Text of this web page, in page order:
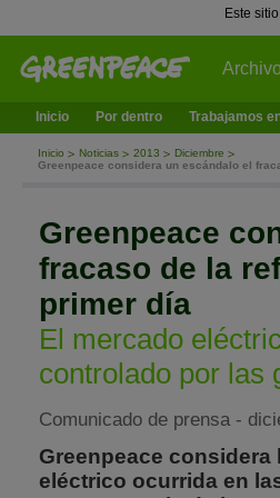
Este
Inicio Por dentro Trabajamos
Inicio Noticias 2013
Diciembre
Greenpeace considera un escándalo el
Greenpeace
fracaso de la
primer día
El mercado
controlado por las
Comunicado de prensa -
Greenpeace
eléctrico ocurrida en